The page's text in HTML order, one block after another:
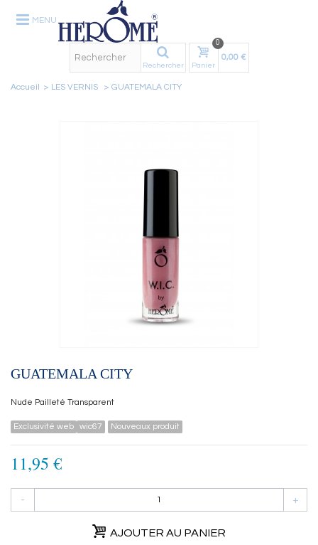
MENU
Rechercher Panier
0
0,00 €
Accueil > LES VERNIS > GUATEMALA CITY
GUATEMALA CITY
Nude Pailleté Transparent
Exclusivité web wic67 Nouveaux produit
11,95 €
- +
AJOUTER AU PANIER